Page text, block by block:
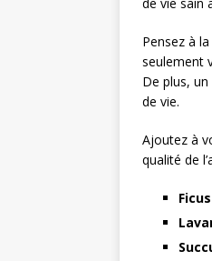
Pensez à la
seulement
De plus,
de vie.
Ajoutez à
qualité de